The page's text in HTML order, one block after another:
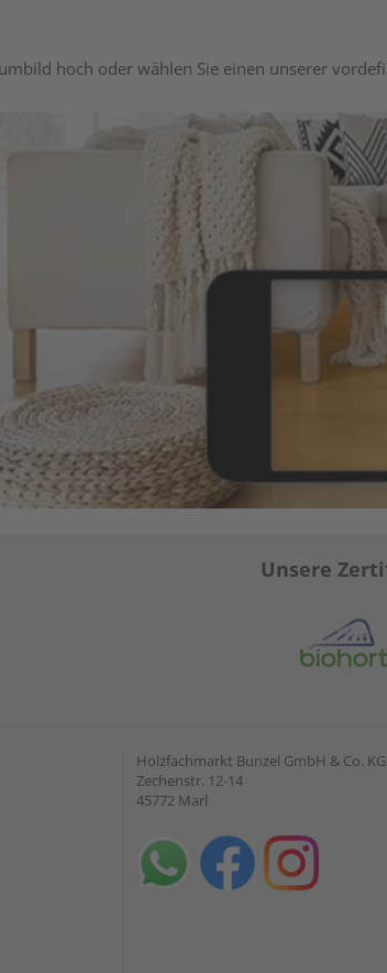
hoch oder wählen Sie einen unserer
Unsere
Holzfachmarkt Bunzel GmbH & Co. KG
Zechenstr. 12-14
45772 Marl